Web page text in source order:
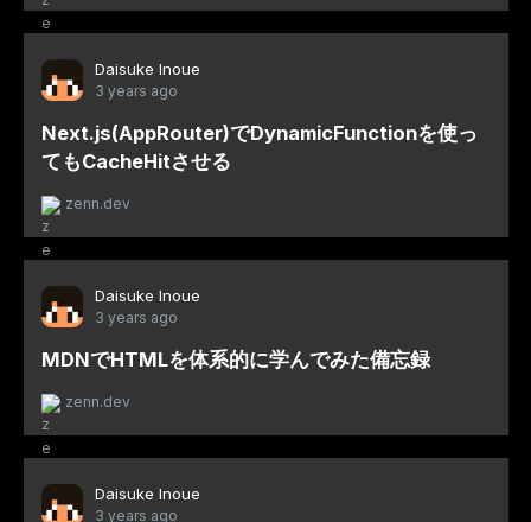
Daisuke Inoue
3 years ago
Next.js(AppRouter)でDynamicFunctionを使っ
てもCacheHitさせる
zenn.dev
Daisuke Inoue
3 years ago
MDNでHTMLを体系的に学んでみた備忘録
zenn.dev
Daisuke Inoue
3 years ago